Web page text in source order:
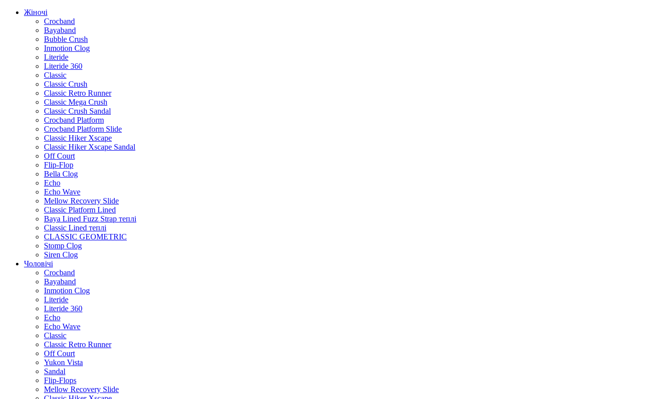
Жіночі
Crocband
Bayaband
Bubble Crush
Inmotion Clog
Literide
Literide 360
Classic
Classic Crush
Classic Retro Runner
Classic Mega Crush
Classic Crush Sandal
Crocband Platform
Crocband Platform Slide
Classic Hiker Xscape
Classic Hiker Xscape Sandal
Off Court
Flip-Flop
Bella Clog
Echo
Echo Wave
Mellow Recovery Slide
Classic Platform Lined
Baya Lined Fuzz Strap теплі
Classic Lined теплі
CLASSIC GEOMETRIC
Stomp Clog
Siren Clog
Чоловічі
Crocband
Bayaband
Inmotion Clog
Literide
Literide 360
Echo
Echo Wave
Classic
Classic Retro Runner
Off Court
Yukon Vista
Sandal
Flip-Flops
Mellow Recovery Slide